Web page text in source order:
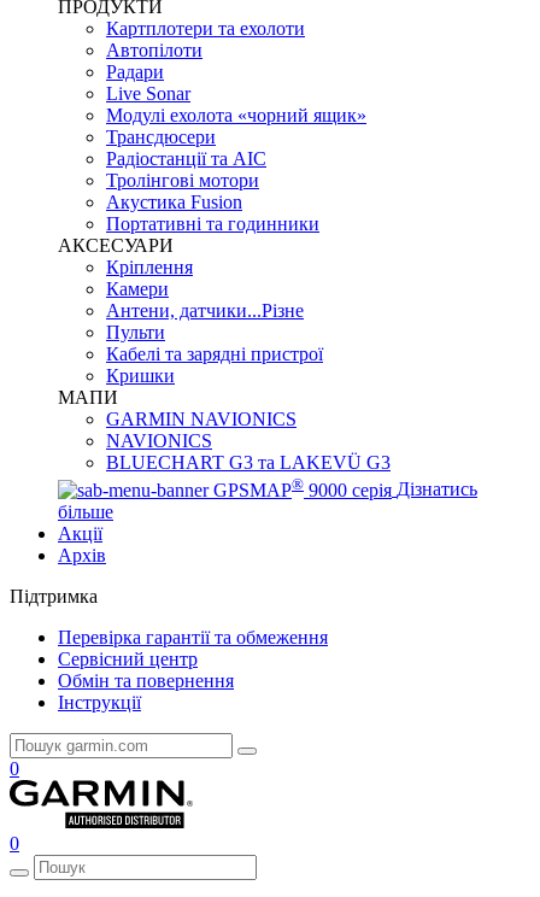
ПРОДУКТИ
Картплотери та ехолоти
Автопілоти
Радари
Live Sonar
Модулі ехолота «чорний ящик»
Трансдюсери
Радіостанції та АІС
Тролінгові мотори
Акустика Fusion
Портативні та годинники
АКСЕСУАРИ
Кріплення
Камери
Антени, датчики...Різне
Пульти
Кабелі та зарядні пристрої
Кришки
МАПИ
GARMIN NAVIONICS
NAVIONICS
BLUECHART G3 та LAKEVÜ G3
GPSMAP® 9000 серія Дізнатись
більше
Акції
Архів
Підтримка
Перевірка гарантії та обмеження
Сервісний центр
Обмін та повернення
Інструкції
0
0